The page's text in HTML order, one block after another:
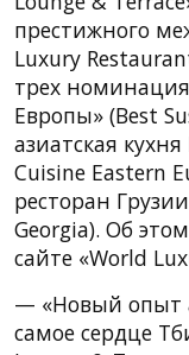
престижного
Luxury
трех
Европы» (Best
азиатская
Cuisine Eastern
ресторан
Georgia). Об
сайте «World
— «Новый опыт
самое сердце